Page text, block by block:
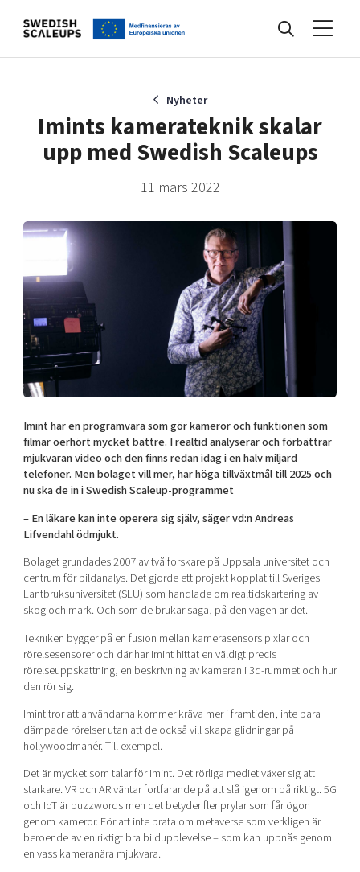
Events
Kunskapsbank
Programmet
Internationalisering
Mer
Ansök till Swedish Scaleups
Så finansieras Swedish Scaleups
In English
Nyheter
Imints kamerateknik skalar
upp med Swedish Scaleups
11 mars 2022
Imint har en programvara som gör kameror och funktionen som
filmar oerhört mycket bättre. I realtid analyserar och förbättrar
mjukvaran video och den finns redan idag i en halv miljard
telefoner. Men bolaget vill mer, har höga tillväxtmål till 2025 och
nu ska de in i Swedish Scaleup-programmet
– En läkare kan inte operera sig själv, säger vd:n Andreas
Lifvendahl ödmjukt.
Bolaget grundades 2007 av två forskare på Uppsala universitet och
centrum för bildanalys. Det gjorde ett projekt kopplat till Sveriges
Lantbruksuniversitet (SLU) som handlade om realtidskartering av
skog och mark. Och som de brukar säga, på den vägen är det.
Tekniken bygger på en fusion mellan kamerasensors pixlar och
rörelsesensorer och där har Imint hittat en väldigt precis
rörelseuppskattning, en beskrivning av kameran i 3d-rummet och hur
den rör sig.
Imint tror att användarna kommer kräva mer i framtiden, inte bara
dämpade rörelser utan att de också vill skapa glidningar på
hollywoodmanér. Till exempel.
Det är mycket som talar för Imint. Det rörliga mediet växer sig att
starkare. VR och AR väntar fortfarande på att slå igenom på riktigt. 5G
och IoT är buzzwords men det betyder fler prylar som får ögon
genom kameror. För att inte prata om metaverse som verkligen är
beroende av en riktigt bra bildupplevelse – som kan uppnås genom
en vass kameranära mjukvara.